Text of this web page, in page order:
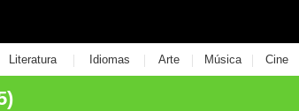
Literatura | Idiomas | Arte | Música | Cine